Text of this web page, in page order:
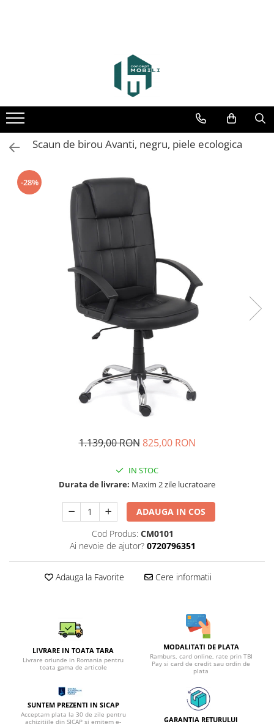
Scaun de birou Avanti, negru, piele ecologica
-28%
1.139,00 RON 825,00 RON
IN STOC
Durata de livrare: Maxim 2 zile lucratoare
ADAUGA IN COS
Cod Produs: CM0101
Ai nevoie de ajutor? 0720796351
Adauga la Favorite Cere informatii
LIVRARE IN TOATA TARA
Livrare oriunde in Romania pentru
toata gama de articole
MODALITATI DE PLATA
Ramburs, card online, rate prin TBI
Pay si card de credit sau ordin de
plata
SUNTEM PREZENTI IN SICAP
Acceptam plata la 30 de zile pentru
achizitiile din SICAP si emitem e-
GARANTIA RETURULUI